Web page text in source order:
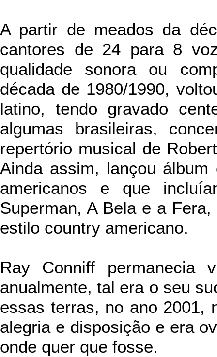
A partir de meados da
cantores de 24 para 8
qualidade sonora ou
década de 1980/1990,
latino, tendo gravado
algumas brasileiras,
repertório musical de
Ainda assim, lançou
americanos e que
Superman, A Bela e a
estilo country americano.
Ray Conniff permanecia
anualmente, tal era o seu
essas terras, no ano 2001,
alegria e disposição e era
onde quer que fosse.